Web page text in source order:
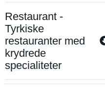
Restaurant -
Tyrkiske
restauranter med
krydrede
specialiteter